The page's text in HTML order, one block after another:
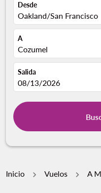
Desde
Oakland/San Francisco
A
Cozumel
Salida
fc-booking-departure-
08/13/2026
Inicio Vuelos A